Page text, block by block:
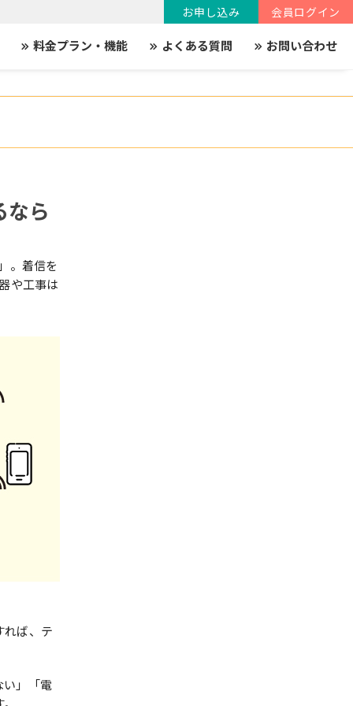
お申し込み 会員ログイン
keyboard_double_arrow_right 料金プラン・機能 keyboard_double_arrow_right よくある質問 keyboard_double_arrow_right お問い合わせ
なら
。着信を
や工事は
れば、テ
い」「電